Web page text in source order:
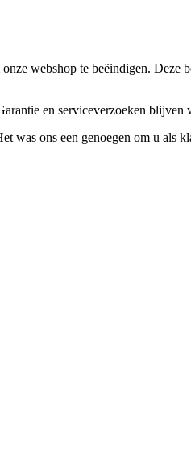
webshop te beëindigen. Deze
en serviceverzoeken
was ons een genoegen om u als